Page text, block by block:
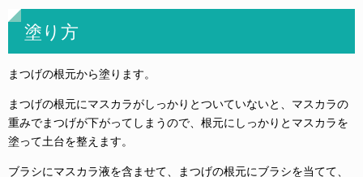
塗り方
まつげの根元から塗ります。
まつげの根元にマスカラがしっかりとついていないと、マスカラの
重みでまつげが下がってしまうので、根元にしっかりとマスカラを
塗って土台を整えます。
ブラシにマスカラ液を含ませて、まつげの根元にブラシを当てて、